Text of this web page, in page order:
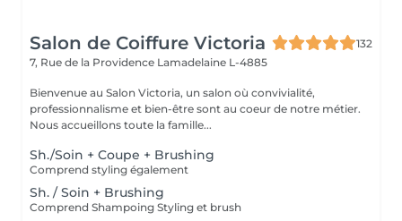
Salon de Coiffure Victoria
132
7, Rue de la Providence Lamadelaine L-4885
Bienvenue au Salon Victoria, un salon où convivialité,
professionnalisme et bien-être sont au coeur de notre métier.
Nous accueillons toute la famille...
Sh./Soin + Coupe + Brushing
Comprend styling également
Sh. / Soin + Brushing
Comprend Shampoing Styling et brush